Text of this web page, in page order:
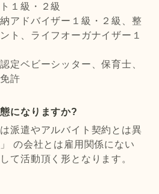
１級・２級
アドバイザー１級・２級、整
ト、ライフオーガナイザー１
定ベビーシッター、保育士、
許
になりますか?
派遣やアルバイト契約とは異
の会社とは雇用関係にない
て活動頂く形となります。